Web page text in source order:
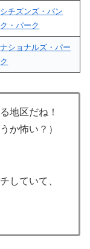
シチズンズ・バン
ク・パーク
ナショナルズ・パー
ク
地区だね！
か怖い？）
していて、